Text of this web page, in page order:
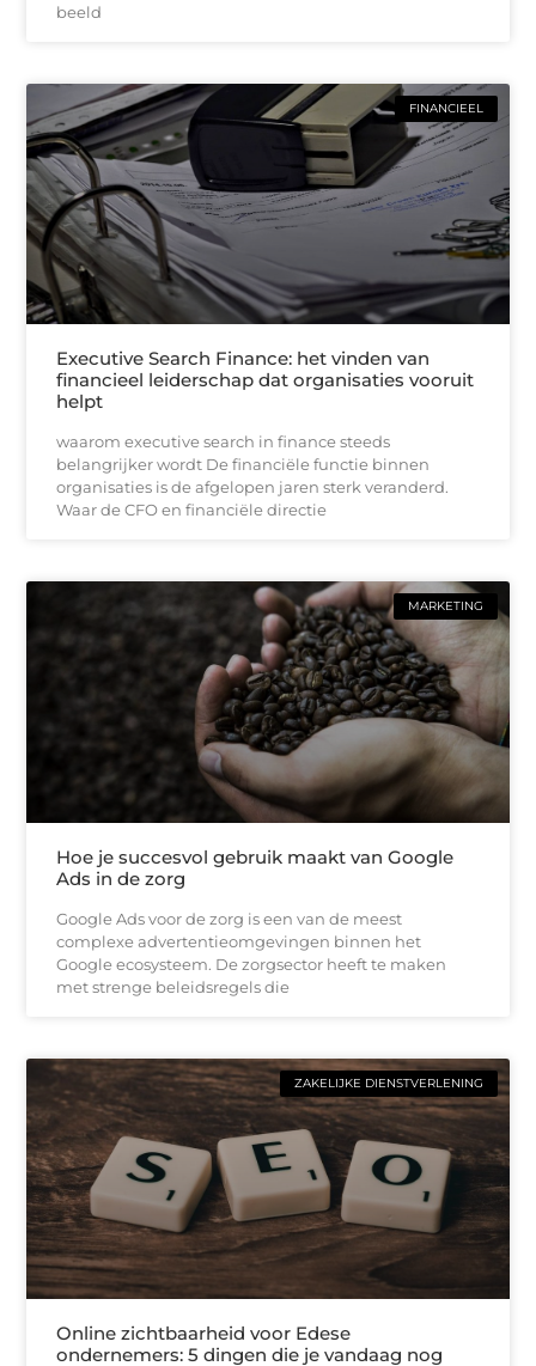
beeld
FINANCIEEL
Executive Search Finance: het vinden van
financieel leiderschap dat organisaties vooruit
helpt
waarom executive search in finance steeds
belangrijker wordt De financiële functie binnen
organisaties is de afgelopen jaren sterk veranderd.
Waar de CFO en financiële directie
MARKETING
Hoe je succesvol gebruik maakt van Google
Ads in de zorg
Google Ads voor de zorg is een van de meest
complexe advertentieomgevingen binnen het
Google ecosysteem. De zorgsector heeft te maken
met strenge beleidsregels die
ZAKELIJKE DIENSTVERLENING
Online zichtbaarheid voor Edese
ondernemers: 5 dingen die je vandaag nog